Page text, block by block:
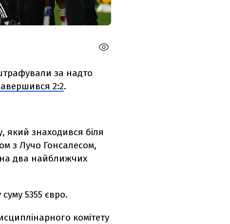
за надто
2:2.
який знаходився біля
з Лучо Гонсалесом,
на два найближчих
5355 євро.
комітету